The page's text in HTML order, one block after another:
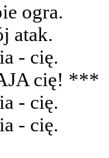
ogra.
atak.
- cię.
cię! ***
- cię.
- cię.